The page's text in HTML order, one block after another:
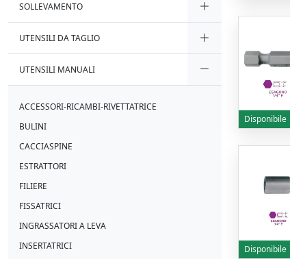
SOLLEVAMENTO
UTENSILI DA TAGLIO
UTENSILI MANUALI
ACCESSORI-RICAMBI-RIVETTATRICE
BULINI
CACCIASPINE
ESTRATTORI
FILIERE
FISSATRICI
INGRASSATORI A LEVA
INSERTATRICI
Disponibile
Disponibile